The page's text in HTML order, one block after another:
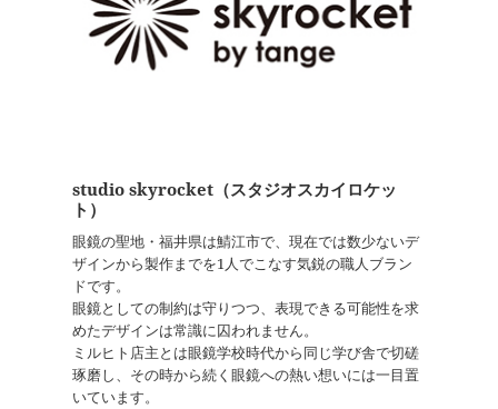
studio skyrocket（スタジオスカイロケッ
ト）
眼鏡の聖地・福井県は鯖江市で、現在では数少ないデ
ザインから製作までを1人でこなす気鋭の職人ブラン
ドです。
眼鏡としての制約は守りつつ、表現できる可能性を求
めたデザインは常識に囚われません。
ミルヒト店主とは眼鏡学校時代から同じ学び舎で切磋
琢磨し、その時から続く眼鏡への熱い想いには一目置
いています。